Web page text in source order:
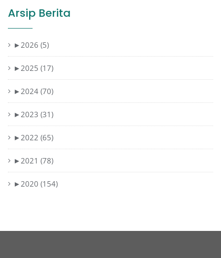
Arsip Berita
►2026 (5)
►2025 (17)
►2024 (70)
►2023 (31)
►2022 (65)
►2021 (78)
►2020 (154)